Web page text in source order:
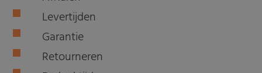
Levertijden
Garantie
Retourneren